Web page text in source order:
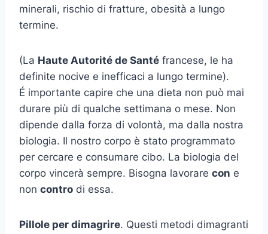
minerali, rischio di fratture, obesità a lungo
termine.
(La Haute Autorité de Santé francese, le ha
definite nocive e inefficaci a lungo termine).
É importante capire che una dieta non può mai
durare più di qualche settimana o mese. Non
dipende dalla forza di volontà, ma dalla nostra
biologia. Il nostro corpo è stato programmato
per cercare e consumare cibo. La biologia del
corpo vincerà sempre. Bisogna lavorare con e
non contro di essa.
Pillole per dimagrire. Questi metodi dimagranti